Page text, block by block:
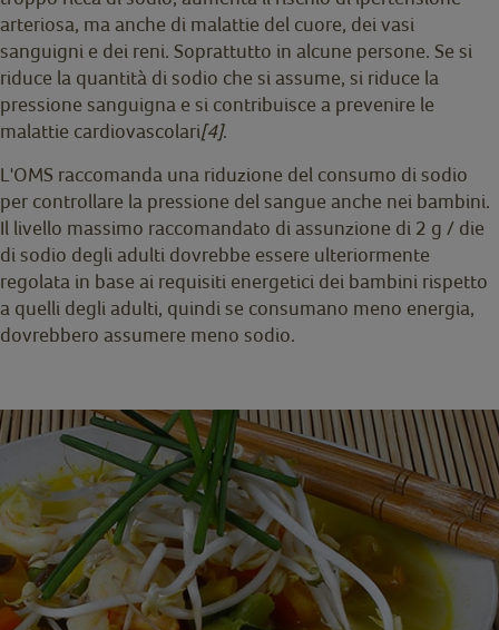
arteriosa, ma anche di malattie del cuore, dei vasi
sanguigni e dei reni. Soprattutto in alcune persone. Se si
riduce la quantità di sodio che si assume, si riduce la
pressione sanguigna e si contribuisce a prevenire le
malattie cardiovascolari[4].
L'OMS raccomanda una riduzione del consumo di sodio
per controllare la pressione del sangue anche nei bambini.
Il livello massimo raccomandato di assunzione di 2 g / die
di sodio degli adulti dovrebbe essere ulteriormente
regolata in base ai requisiti energetici dei bambini rispetto
a quelli degli adulti, quindi se consumano meno energia,
dovrebbero assumere meno sodio.